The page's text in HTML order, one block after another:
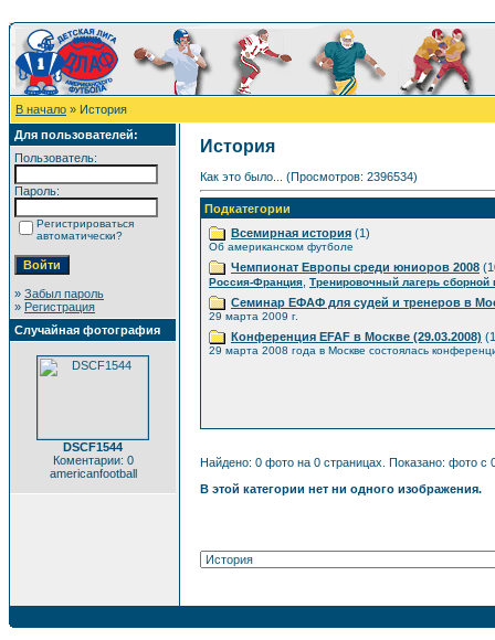
В начало » История
Для пользователей:
Пользователь:
Пароль:
Регистрироваться
автоматически?
» Забыл пароль
» Регистрация
Случайная фотография
DSCF1544
Коментарии: 0
americanfootball
История
Как это было... (Просмотров: 2396534)
Подкатегории
Всемирная история (1)
Об американском футболе
Чемпионат Европы среди юниоров 2008
Россия-Франция Тренировочный лагерь сборной
Семинар ЕФАФ для судей и тренеров в
29 марта 2009 г.
Конференция EFAF в Москве (29.03.2008)
29 марта 2008 года в Москве состоялась
Найдено: 0 фото на 0 страницах. Показано: фото с
В этой категории нет ни одного изображения.